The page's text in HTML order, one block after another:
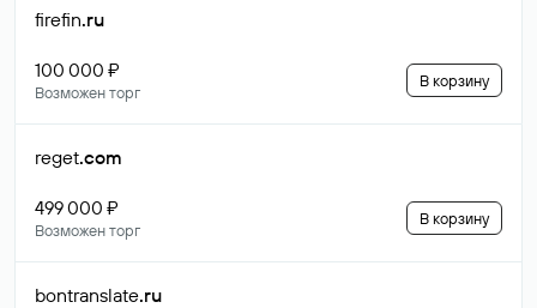
firefin.ru
100 000 ₽
Возможен торг
В корзину
reget.com
499 000 ₽
Возможен торг
В корзину
bontranslate.ru